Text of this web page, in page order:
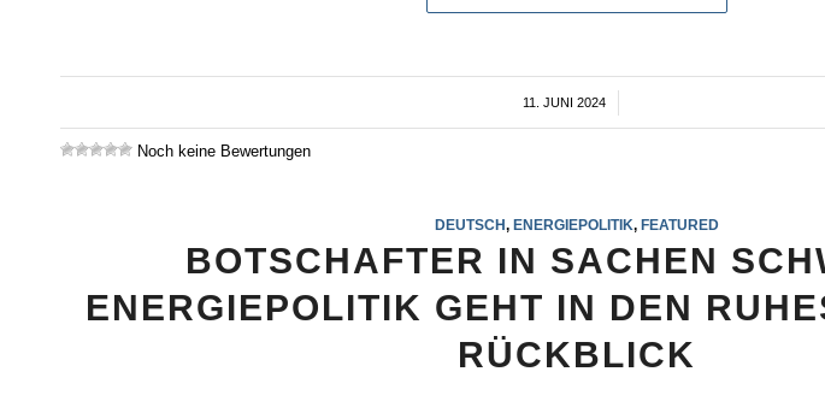
11. JUNI 2024
/
Noch keine Bewertungen
DEUTSCH,ENERGIEPOLITIK,FEATURED
BOTSCHAFTER IN SACHEN
ENERGIEPOLITIK GEHT IN DEN
RÜCKBLICK